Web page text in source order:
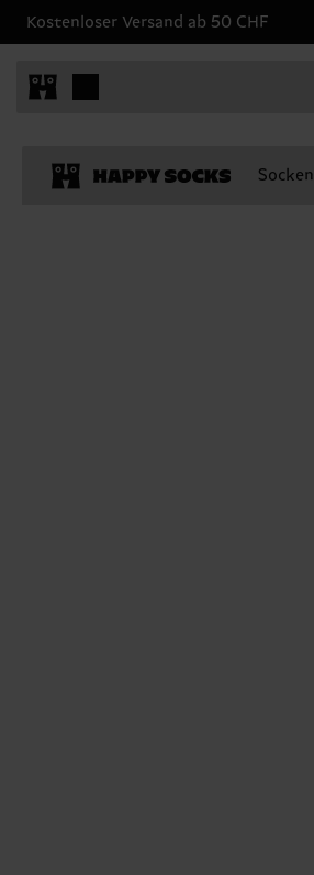
Kostenloser Versand ab 50 CHF
Socken